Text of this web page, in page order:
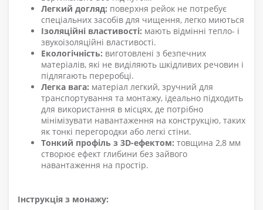
Легкий догляд: поверхня рейок не потребує
спеціальних засобів для чищення, легко миються
Ізоляційні властивості: мають відмінні тепло- і
звукоізоляційні властивості.
Екологічність: виготовлені з безпечних
матеріалів, які не виділяють шкідливих речовин і
підлягають переробці.
Легка вага: матеріал легкий, зручний для
транспортування та монтажу, ідеально підходить
для використання в місцях, де потрібно
мінімізувати навантаження на конструкцію, таких
як тонкі перегородки або легкі стіни.
Тонкий профіль з 3D-ефектом: товщина 2,8 мм
створює ефект глибини без зайвого
навантаження на простір.
Інструкція з монажу: